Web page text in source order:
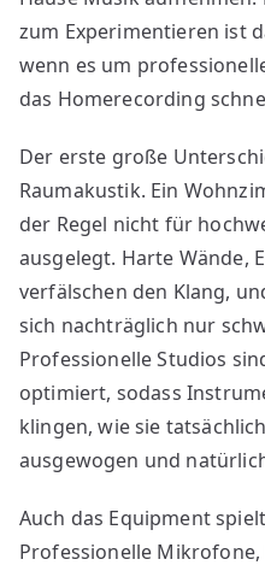
Studio
zum Experimentieren ist
wenn es um
das Homerecording
Der erste große
Raumakustik. Ein
der Regel nicht für
ausgelegt. Harte Wände,
verfälschen den Klang,
sich nachträglich nur
Professionelle Studios
optimiert, sodass
klingen, wie sie
ausgewogen und
Auch das Equipment
Professionelle